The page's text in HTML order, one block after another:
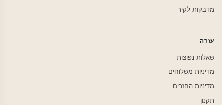
מדבקות לקיר
עזרה
שאלות נפוצות
מדיניות משלוחים
מדיניות החזרים
תקנון